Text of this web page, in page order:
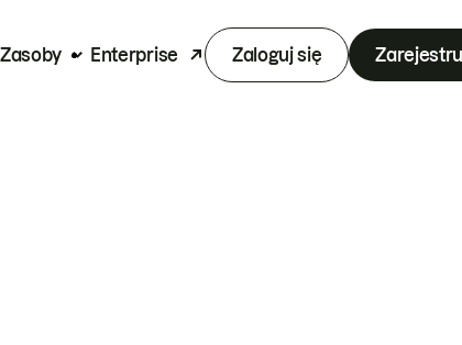
Zasoby Enterprise Zaloguj się